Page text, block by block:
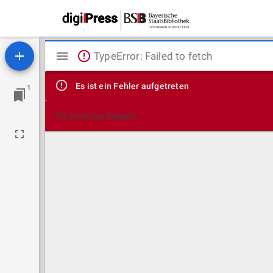
1
Mirador
Viewer
TypeError: Failed to fetch
Es ist ein Fehler aufgetreten
Technische Details